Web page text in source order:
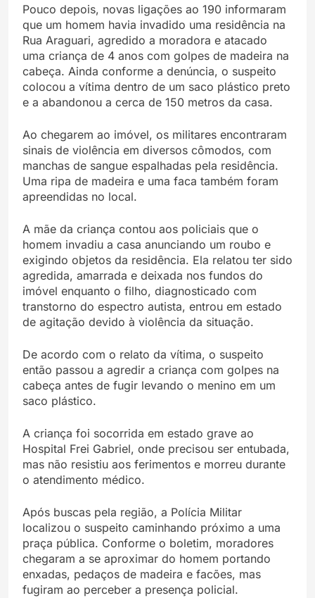
Pouco depois, novas ligações ao 190 informaram
que um homem havia invadido uma residência na
Rua Araguari, agredido a moradora e atacado
uma criança de 4 anos com golpes de madeira na
cabeça. Ainda conforme a denúncia, o suspeito
colocou a vítima dentro de um saco plástico preto
e a abandonou a cerca de 150 metros da casa.
Ao chegarem ao imóvel, os militares encontraram
sinais de violência em diversos cômodos, com
manchas de sangue espalhadas pela residência.
Uma ripa de madeira e uma faca também foram
apreendidas no local.
A mãe da criança contou aos policiais que o
homem invadiu a casa anunciando um roubo e
exigindo objetos da residência. Ela relatou ter sido
agredida, amarrada e deixada nos fundos do
imóvel enquanto o filho, diagnosticado com
transtorno do espectro autista, entrou em estado
de agitação devido à violência da situação.
De acordo com o relato da vítima, o suspeito
então passou a agredir a criança com golpes na
cabeça antes de fugir levando o menino em um
saco plástico.
A criança foi socorrida em estado grave ao
Hospital Frei Gabriel, onde precisou ser entubada,
mas não resistiu aos ferimentos e morreu durante
o atendimento médico.
Após buscas pela região, a Polícia Militar
localizou o suspeito caminhando próximo a uma
praça pública. Conforme o boletim, moradores
chegaram a se aproximar do homem portando
enxadas, pedaços de madeira e facões, mas
fugiram ao perceber a presença policial.